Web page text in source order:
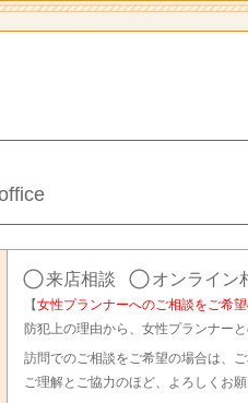
来店相談 オンライン
【女性プランナーへのご相談をご希
防犯上の理由から、女性プランナー
訪問でのご相談をご希望の場合は、
ご理解とご協力のほど、よろしくお願